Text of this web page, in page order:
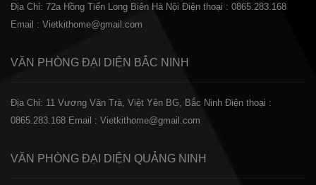
Địa Chỉ: 72a Hồng Tiến Long Biên Hà Nội Điện thoại : 0865.283.168
Email : Vietkithome@gmail.com
VĂN PHÒNG ĐẠI DIỆN BẮC NINH
Địa Chỉ: 11 Vương Văn Trà, Việt Yên BG, Bắc Ninh Điện thoại :
0865.283.168 Email : Vietkithome@gmail.com
VĂN PHÒNG ĐẠI DIỆN QUẢNG NINH